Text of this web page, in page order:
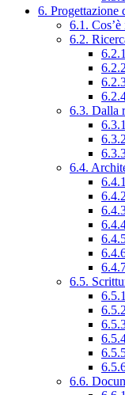
6. Progettazione
6.1.
6.2.
6.3. Dalla
6.4.
6.5.
6.6.